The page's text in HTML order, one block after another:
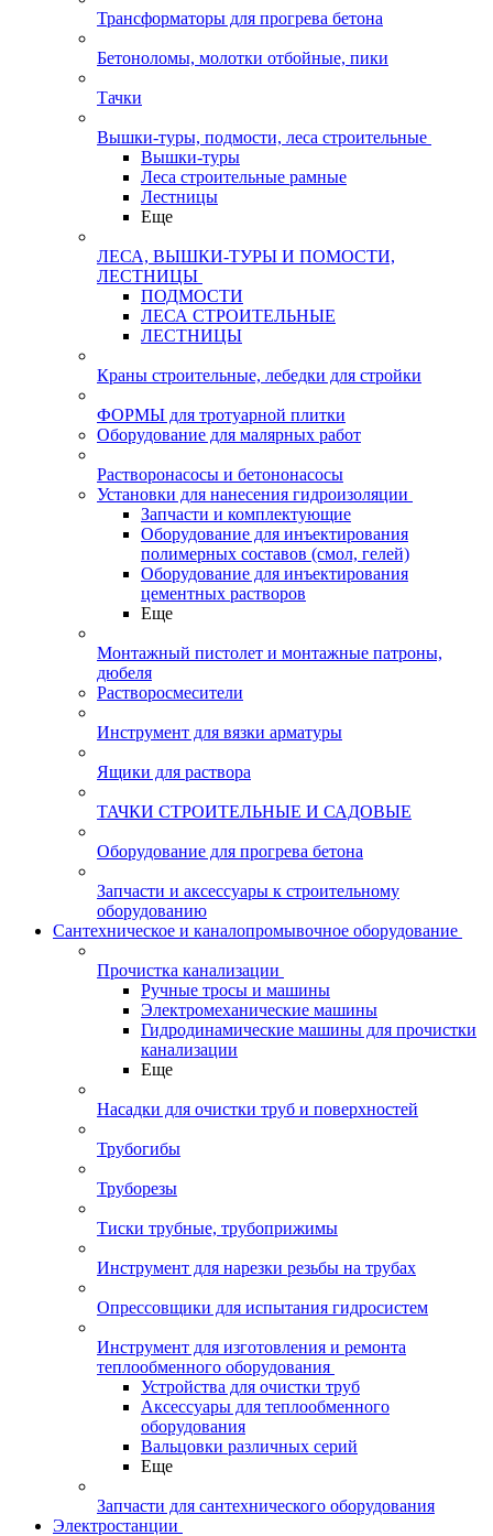
Трансформаторы для прогрева бетона
Бетоноломы, молотки отбойные, пики
Тачки
Вышки-туры, подмости, леса строительные
Вышки-туры
Леса строительные рамные
Лестницы
Еще
ЛЕСА, ВЫШКИ-ТУРЫ И ПОМОСТИ,
ЛЕСТНИЦЫ
ПОДМОСТИ
ЛЕСА СТРОИТЕЛЬНЫЕ
ЛЕСТНИЦЫ
Краны строительные, лебедки для стройки
ФОРМЫ для тротуарной плитки
Оборудование для малярных работ
Растворонасосы и бетононасосы
Установки для нанесения гидроизоляции
Запчасти и комплектующие
Оборудование для инъектирования
полимерных составов (смол, гелей)
Оборудование для инъектирования
цементных растворов
Еще
Монтажный пистолет и монтажные патроны,
дюбеля
Растворосмесители
Инструмент для вязки арматуры
Ящики для раствора
ТАЧКИ СТРОИТЕЛЬНЫЕ И САДОВЫЕ
Оборудование для прогрева бетона
Запчасти и аксессуары к строительному
оборудованию
Сантехническое и каналопромывочное оборудование
Прочистка канализации
Ручные тросы и машины
Электромеханические машины
Гидродинамические машины для прочистки
канализации
Еще
Насадки для очистки труб и поверхностей
Трубогибы
Труборезы
Тиски трубные, трубоприжимы
Инструмент для нарезки резьбы на трубах
Опрессовщики для испытания гидросистем
Инструмент для изготовления и ремонта
теплообменного оборудования
Устройства для очистки труб
Аксессуары для теплообменного
оборудования
Вальцовки различных серий
Еще
Запчасти для сантехнического оборудования
Электростанции